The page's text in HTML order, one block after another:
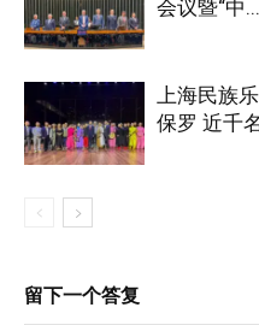
会议暨“中...
上海民族
保罗 近千
留下一个答复